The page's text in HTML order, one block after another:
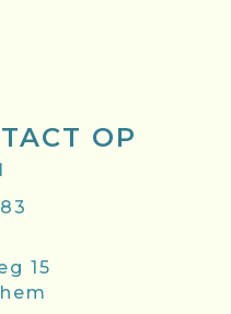
OP
15